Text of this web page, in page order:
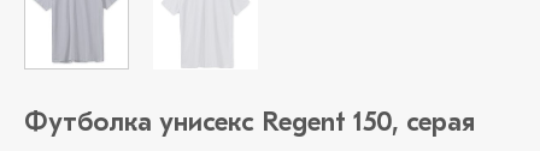
Футболка унисекс Regent 150, серая